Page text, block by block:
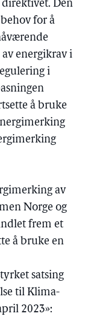
Den
for å
energikrav i
i
å bruke
av
Norge og
frem et
å bruke en
satsing
til Klima-
2023»: